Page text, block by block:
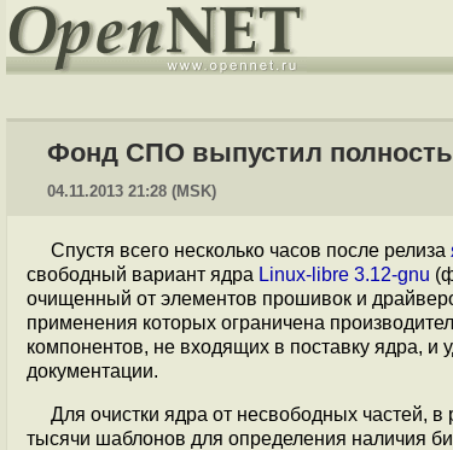
Фонд CПО выпустил
04.11.2013 21:28 (MSK)
Спустя всего несколько часов после релиза
свободный вариант ядра Linux-libre 3.12-gnu
очищенный от элементов прошивок и
применения которых ограничена
компонентов, не входящих в поставку ядра, и
документации.
Для очистки ядра от несвободных частей,
тысячи шаблонов для определения наличия